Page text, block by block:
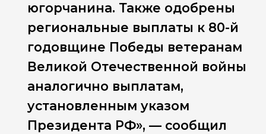
югорчанина. Также одобрены
региональные выплаты к 80-й
годовщине Победы ветеранам
Великой Отечественной войны
аналогично выплатам,
установленным указом
Президента РФ», — сообщил